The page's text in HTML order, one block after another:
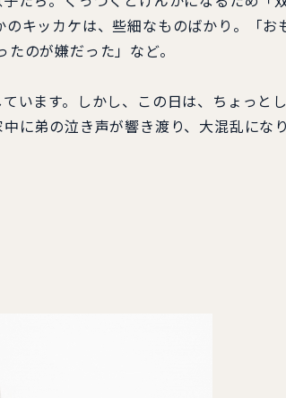
キッカケは、些細なものばかり。「お
のが嫌だった」など。
います。しかし、この日は、ちょっと
に弟の泣き声が響き渡り、大混乱にな